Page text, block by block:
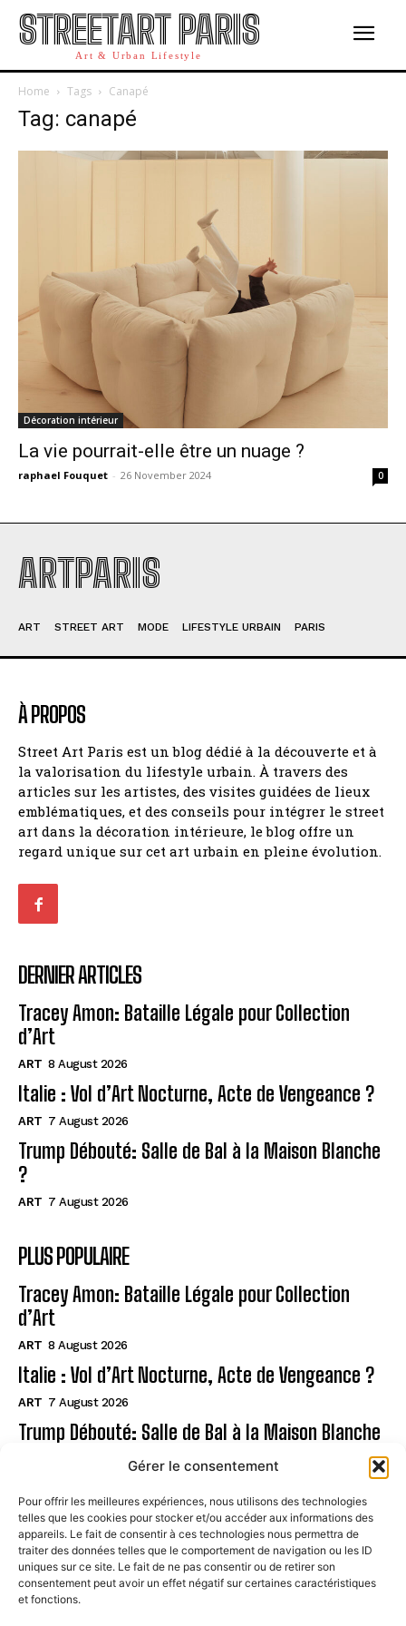
Gérer le consentement
Pour offrir les meilleures expériences, nous utilisons des technologies
telles que les cookies pour stocker et/ou accéder aux informations des
appareils. Le fait de consentir à ces technologies nous permettra de
traiter des données telles que le comportement de navigation ou les ID
uniques sur ce site. Le fait de ne pas consentir ou de retirer son
consentement peut avoir un effet négatif sur certaines caractéristiques
et fonctions.
STREETART PARIS
Art & Urban Lifestyle
Home Tags Canapé
Tag: canapé
Décoration intérieur
La vie pourrait-elle être un nuage ?
raphael Fouquet - 26 November 2024 0
ARTPARIS
ART STREET ART MODE LIFESTYLE URBAIN PARIS
À PROPOS
Street Art Paris est un blog dédié à la découverte et à
la valorisation du lifestyle urbain. À travers des
articles sur les artistes, des visites guidées de lieux
emblématiques, et des conseils pour intégrer le street
art dans la décoration intérieure, le blog offre un
regard unique sur cet art urbain en pleine évolution.
DERNIER ARTICLES
Tracey Amon: Bataille Légale pour Collection
d’Art
ART 8 August 2026
Italie : Vol d’Art Nocturne, Acte de Vengeance ?
ART 7 August 2026
Trump Débouté: Salle de Bal à la Maison Blanche
?
ART 7 August 2026
PLUS POPULAIRE
Tracey Amon: Bataille Légale pour Collection
d’Art
ART 8 August 2026
Italie : Vol d’Art Nocturne, Acte de Vengeance ?
ART 7 August 2026
Trump Débouté: Salle de Bal à la Maison Blanche
Page
CONTACT
MENTIONS LÉGALES